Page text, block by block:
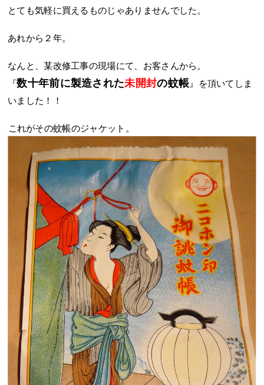
とても気軽に買えるものじゃありませんでした。
あれから２年。
なんと、某改修工事の現場にて、お客さんから。
『数十年前に製造された未開封の蚊帳 』を頂いてしま
いました！！
これがその蚊帳のジャケット。